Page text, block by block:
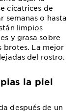
cicatrices de
semanas o hasta
limpios
y grasa sobre
brotes. La mejor
del rostro.
la piel
después de un